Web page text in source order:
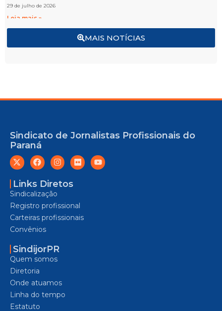
MAIS NOTÍCIAS
29 de julho de 2026
Leia mais »
Sindicato de Jornalistas Profissionais do
Paraná
Links Diretos
Sindicalização
Registro profissional
Carteiras profissionais
Convênios
SindijorPR
Quem somos
Diretoria
Onde atuamos
Linha do tempo
Estatuto